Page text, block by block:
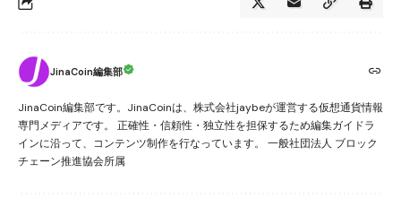
JinaCoin編集部
JinaCoin編集部です。JinaCoinは、株式会社jaybeが運営する仮想通貨情報
専門メディアです。 正確性・信頼性・独立性を担保するため編集ガイドラ
インに沿って、コンテンツ制作を行なっています。 一般社団法人 ブロック
チェーン推進協会所属